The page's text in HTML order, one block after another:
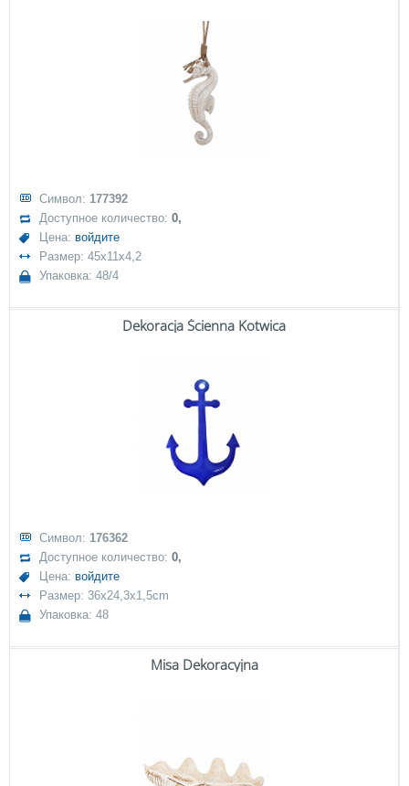
Символ: 177392
Доступное количество:0,
Цена: войдите
Размер: 45x11x4,2
Упаковка: 48/4
Dekoracja Ścienna Kotwica
Символ: 176362
Доступное количество:0,
Цена: войдите
Размер: 36x24,3x1,5cm
Упаковка: 48
Misa Dekoracyjna